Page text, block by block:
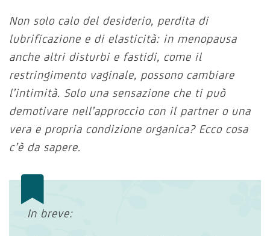
Non solo calo del desiderio, perdita di
lubrificazione e di elasticità: in menopausa
anche altri disturbi e fastidi, come il
restringimento vaginale, possono cambiare
l’intimità. Solo una sensazione che ti può
demotivare nell’approccio con il partner o una
vera e propria condizione organica? Ecco cosa
c’è da sapere.
In breve: